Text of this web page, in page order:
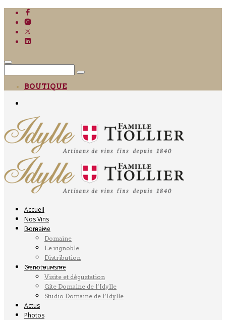
BOUTIQUE
Accueil
Nos Vins
Domaine
Domaine
Le vignoble
Distribution
Oenotourisme
Visite et dégustation
Gîte Domaine de l’Idylle
Studio Domaine de l’Idylle
Actus
Photos